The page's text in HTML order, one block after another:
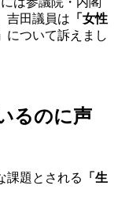
吉田議員は 「女性
について訴えまし
るのに声
課題とされる
「生